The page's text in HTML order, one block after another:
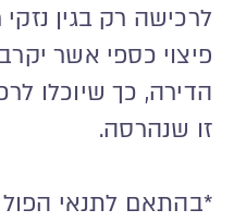
לרכישה רק בגין
פיצוי כספי אשר
הדירה, כך שיוכלו
זו שנהרסה.
*בהתאם לתנאי